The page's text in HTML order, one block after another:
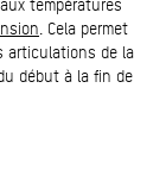
. Cela permet
articulations de la
début à la fin de